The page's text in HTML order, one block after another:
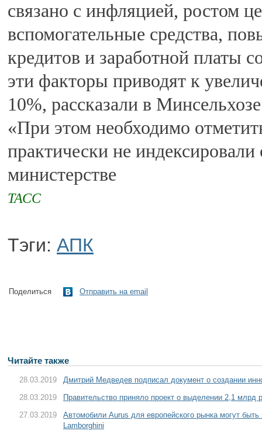
связано с инфляцией, ростом
вспомогательные средства,
кредитов и заработной платы
эти факторы приводят к
10%, рассказали в
«При этом необходимо
практически не
министерстве
ТАСС
Тэги: АПК
Поделиться Отправить на email
Читайте также
28.03.2019
Дмитрий Медведев подписал документ о создании
28.03.2019
Правительство приняло проект о выделении 2,1 млрд
27.03.2019
Автомобили Aurus для европейского рынка могут
Lamborghini